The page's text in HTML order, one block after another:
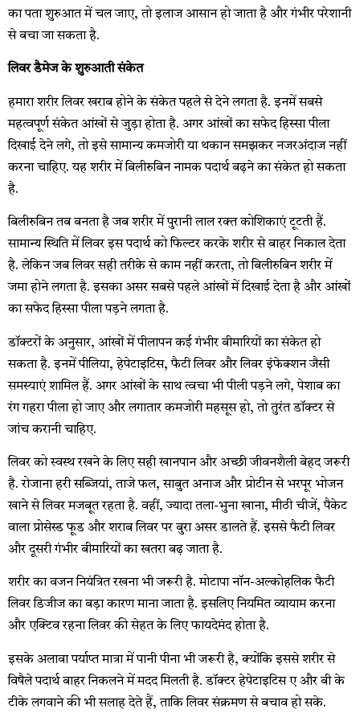
का पता शुरुआत में चल जाए, तो इलाज आसान हो जाता है और गंभीर परेशानी
से बचा जा सकता है.
लिवर डैमेज के शुरुआती संकेत
हमारा शरीर लिवर खराब होने के संकेत पहले से देने लगता है. इनमें सबसे
महत्वपूर्ण संकेत आंखों से जुड़ा होता है. अगर आंखों का सफेद हिस्सा पीला
दिखाई देने लगे, तो इसे सामान्य कमजोरी या थकान समझकर नजरअंदाज नहीं
करना चाहिए. यह शरीर में बिलीरुबिन नामक पदार्थ बढ़ने का संकेत हो सकता
है.
बिलीरुबिन तब बनता है जब शरीर में पुरानी लाल रक्त कोशिकाएं टूटती हैं.
सामान्य स्थिति में लिवर इस पदार्थ को फिल्टर करके शरीर से बाहर निकाल देता
है. लेकिन जब लिवर सही तरीके से काम नहीं करता, तो बिलीरुबिन शरीर में
जमा होने लगता है. इसका असर सबसे पहले आंखों में दिखाई देता है और आंखों
का सफेद हिस्सा पीला पड़ने लगता है.
डॉक्टरों के अनुसार, आंखों में पीलापन कई गंभीर बीमारियों का संकेत हो
सकता है. इनमें पीलिया, हेपेटाइटिस, फैटी लिवर और लिवर इंफेक्शन जैसी
समस्याएं शामिल हैं. अगर आंखों के साथ त्वचा भी पीली पड़ने लगे, पेशाब का
रंग गहरा पीला हो जाए और लगातार कमजोरी महसूस हो, तो तुरंत डॉक्टर से
जांच करानी चाहिए.
लिवर को स्वस्थ रखने के लिए सही खानपान और अच्छी जीवनशैली बेहद जरूरी
है. रोजाना हरी सब्जियां, ताजे फल, साबुत अनाज और प्रोटीन से भरपूर भोजन
खाने से लिवर मजबूत रहता है. वहीं, ज्यादा तला-भुना खाना, मीठी चीजें, पैकेट
वाला प्रोसेस्ड फूड और शराब लिवर पर बुरा असर डालते हैं. इससे फैटी लिवर
और दूसरी गंभीर बीमारियों का खतरा बढ़ जाता है.
शरीर का वजन नियंत्रित रखना भी जरूरी है. मोटापा नॉन-अल्कोहलिक फैटी
लिवर डिजीज का बड़ा कारण माना जाता है. इसलिए नियमित व्यायाम करना
और एक्टिव रहना लिवर की सेहत के लिए फायदेमंद होता है.
इसके अलावा पर्याप्त मात्रा में पानी पीना भी जरूरी है, क्योंकि इससे शरीर से
विषैले पदार्थ बाहर निकलने में मदद मिलती है. डॉक्टर हेपेटाइटिस ए और बी के
टीके लगवाने की भी सलाह देते हैं, ताकि लिवर संक्रमण से बचाव हो सके.